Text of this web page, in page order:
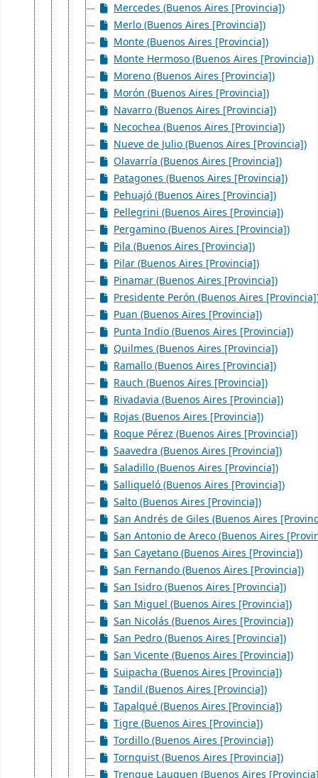
Mercedes (Buenos Aires [Provincia])
Merlo (Buenos Aires [Provincia])
Monte (Buenos Aires [Provincia])
Monte Hermoso (Buenos Aires [Provincia])
Moreno (Buenos Aires [Provincia])
Morón (Buenos Aires [Provincia])
Navarro (Buenos Aires [Provincia])
Necochea (Buenos Aires [Provincia])
Nueve de Julio (Buenos Aires [Provincia])
Olavarría (Buenos Aires [Provincia])
Patagones (Buenos Aires [Provincia])
Pehuajó (Buenos Aires [Provincia])
Pellegrini (Buenos Aires [Provincia])
Pergamino (Buenos Aires [Provincia])
Pila (Buenos Aires [Provincia])
Pilar (Buenos Aires [Provincia])
Pinamar (Buenos Aires [Provincia])
Presidente Perón (Buenos Aires
Puan (Buenos Aires [Provincia])
Punta Indio (Buenos Aires [Provincia])
Quilmes (Buenos Aires [Provincia])
Ramallo (Buenos Aires [Provincia])
Rauch (Buenos Aires [Provincia])
Rivadavia (Buenos Aires [Provincia])
Rojas (Buenos Aires [Provincia])
Roque Pérez (Buenos Aires [Provincia])
Saavedra (Buenos Aires [Provincia])
Saladillo (Buenos Aires [Provincia])
Salliqueló (Buenos Aires [Provincia])
Salto (Buenos Aires [Provincia])
San Andrés de Giles (Buenos Aires
San Antonio de Areco (Buenos Aires
San Cayetano (Buenos Aires [Provincia])
San Fernando (Buenos Aires [Provincia])
San Isidro (Buenos Aires [Provincia])
San Miguel (Buenos Aires [Provincia])
San Nicolás (Buenos Aires [Provincia])
San Pedro (Buenos Aires [Provincia])
San Vicente (Buenos Aires [Provincia])
Suipacha (Buenos Aires [Provincia])
Tandil (Buenos Aires [Provincia])
Tapalqué (Buenos Aires [Provincia])
Tigre (Buenos Aires [Provincia])
Tordillo (Buenos Aires [Provincia])
Tornquist (Buenos Aires [Provincia])